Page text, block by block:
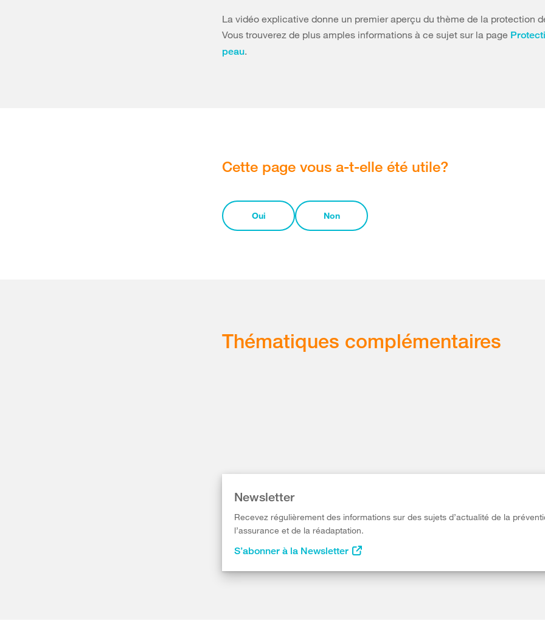
La vidéo explicative donne un premier aperçu du thème de la protection
Vous trouverez de plus amples informations à ce sujet sur la page
peau.
Cette page vous a-t-elle été utile?
Oui Non
Thématiques complémentaires
Newsletter
Recevez régulièrement des informations sur des sujets d’actualité de la
l’assurance et de la réadaptation.
S’abonner à la Newsletter